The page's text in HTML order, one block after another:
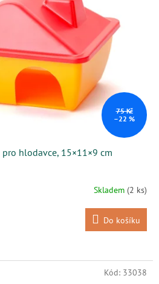
75 Kč
–22 %
hlodavce, 15×11×9 cm
Skladem (2 ks)
Do košíku
Kód: 33038